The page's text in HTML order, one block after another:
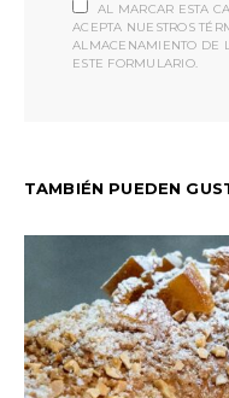
AL MARCAR ESTA
ACEPTA NUESTROS
ALMACENAMIENTO DE
ESTE FORMULARIO.
TAMBIÉN PUEDEN